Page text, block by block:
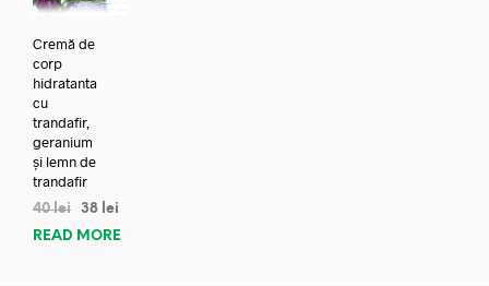
Cremă de
corp
hidratanta
cu
trandafir,
geranium
și lemn de
trandafir
40lei 38 lei
READ MORE